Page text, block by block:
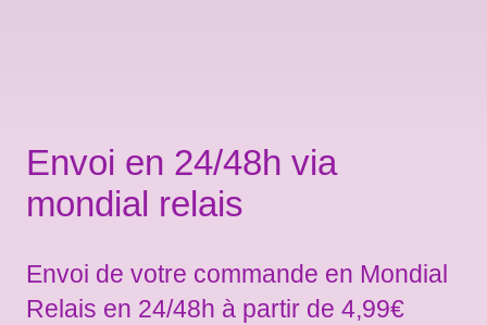
Envoi en 24/48h via
mondial relais
Envoi de votre commande en Mondial
Relais en 24/48h à partir de 4,99€